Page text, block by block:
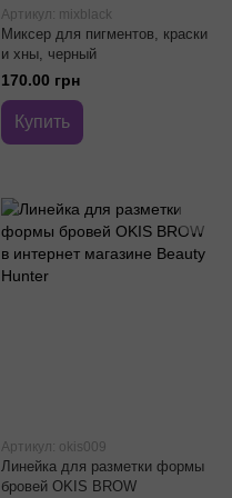
Артикул: mixblack
Миксер для пигментов, краски
и хны, черный
170.00 грн
Купить
Артикул: okis009
Линейка для разметки формы
бровей OKIS BROW